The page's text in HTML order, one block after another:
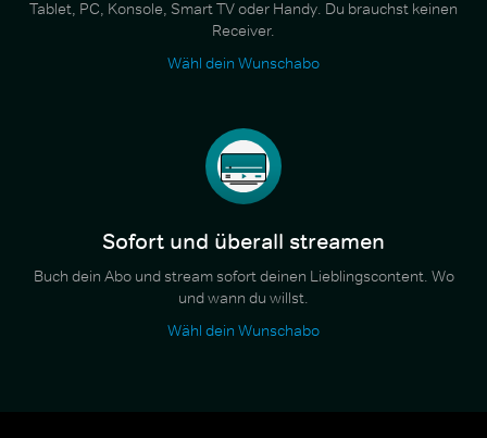
Tablet, PC, Konsole, Smart TV oder Handy. Du brauchst keinen
Receiver.
Wähl dein Wunschabo
Sofort und überall streamen
Buch dein Abo und stream sofort deinen Lieblingscontent. Wo
und wann du willst.
Wähl dein Wunschabo